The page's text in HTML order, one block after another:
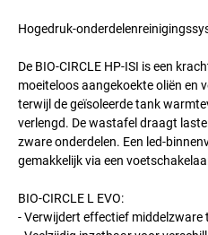
Hogedruk-
De BIO-CIRCLE HP-ISI is een
moeiteloos aangekoekte oliën en
terwijl de geïsoleerde tank
verlengd. De wastafel draagt
zware onderdelen. Een led-
gemakkelijk via een
BIO-CIRCLE L EVO:
- Verwijdert effectief middelzware